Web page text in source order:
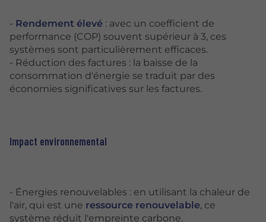
- Rendement élevé : avec un coefficient de
performance (COP) souvent supérieur à 3, ces
systèmes sont particulièrement efficaces.
- Réduction des factures : la baisse de la
consommation d'énergie se traduit par des
économies significatives sur les factures.
Impact environnemental
- Énergies renouvelables : en utilisant la chaleur de
l'air, qui est une ressource renouvelable, ce
système réduit l'empreinte carbone.